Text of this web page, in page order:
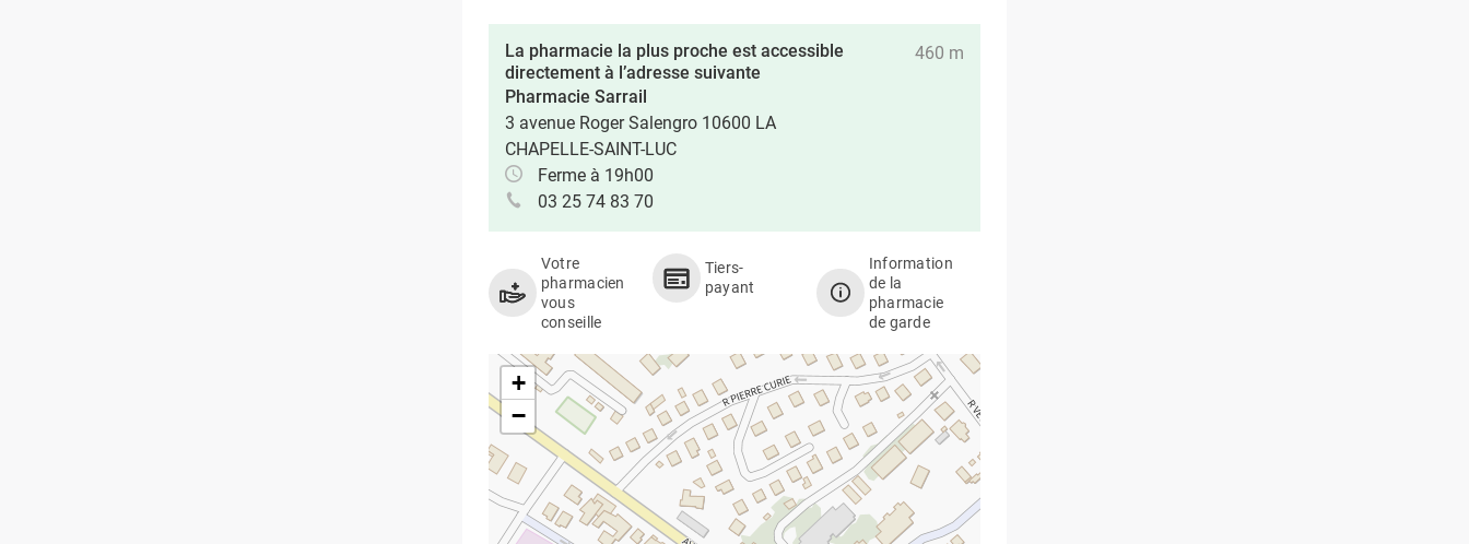
La pharmacie la plus proche est accessible
directement à l’adresse suivante
Pharmacie Sarrail
3 avenue Roger Salengro 10600 LA
CHAPELLE-SAINT-LUC
Ferme à 19h00
03 25 74 83 70
460 m
Votre
pharmacien
vous
conseille
Tiers-
payant
Information
de la
pharmacie
de garde
+
−